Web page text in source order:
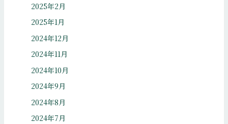
2025年2月
2025年1月
2024年12月
2024年11月
2024年10月
2024年9月
2024年8月
2024年7月